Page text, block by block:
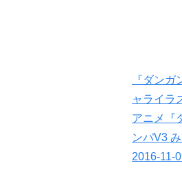
『ダン
ャライラ
アニメ『
ンパV3
2016-11-